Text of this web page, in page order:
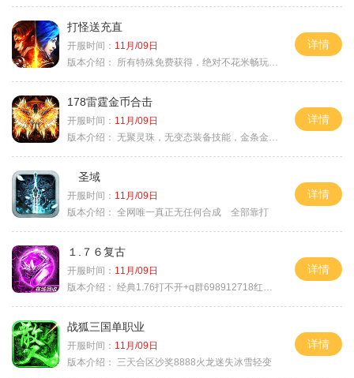
打怪送充直
开服时间： 11月/09日
版本介绍：
所有特殊免费获得，绝对不花米畅玩所有地图
详情
178雷霆金币合击
开服时间： 11月/09日
版本介绍： 无聚灵珠，无变态装备技能，金条金刚石保底
详情
圣域
开服时间： 11月/09日
版本介绍： 全网唯一真正无任何合成 全部靠打
详情
１.７６复古
开服时间： 11月/09日
版本介绍： 经典1.76打不开+q群698912718红蓝毒符免费
详情
战狐三国单职业
开服时间： 11月/09日
版本介绍：
三天合区沙奖8888火龙迷失冰雪轻变
详情